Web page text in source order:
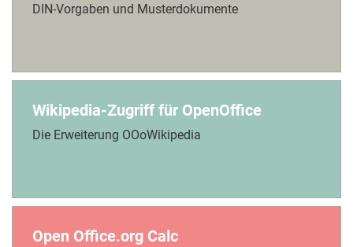
DIN-Vorgaben und Musterdokumente
Wikipedia-Zugriff für OpenOffice
Die Erweiterung OOoWikipedia
Open Office.org Calc